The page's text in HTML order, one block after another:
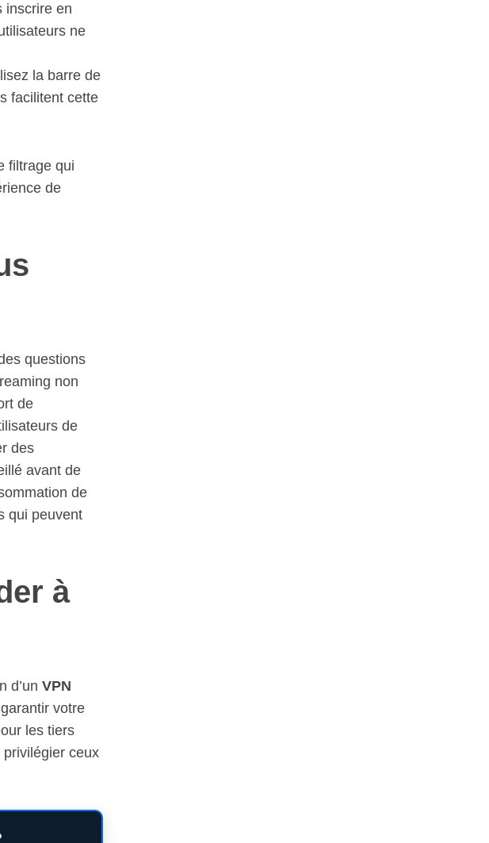
inscrire en
ne
la barre de
facilitent cette
filtrage qui
de
questions
non
de
de
des
avant de
de
qui peuvent
à
d’un VPN
votre
les tiers
privilégier ceux